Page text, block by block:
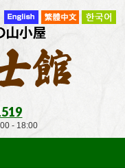
- 18:00